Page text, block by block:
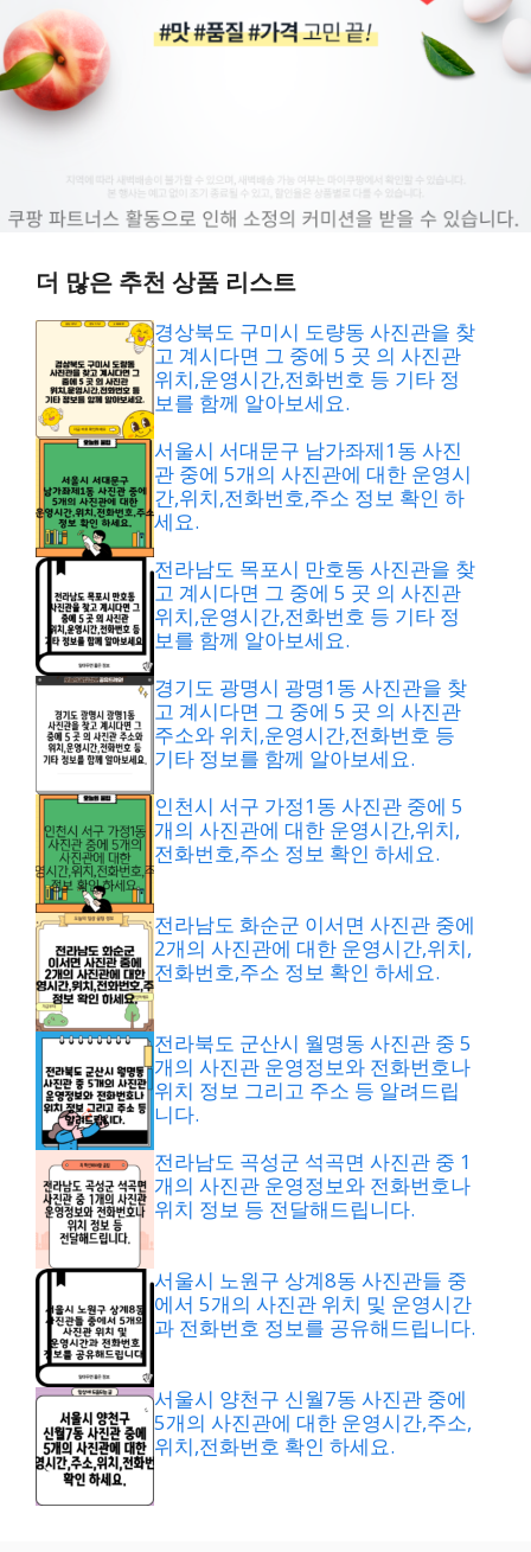
더 많은 추천 상품 리스트
경상북도 구미시 도량동 사진관을 찾
고 계시다면 그 중에 5 곳 의 사진관
위치,운영시간,전화번호 등 기타 정
보를 함께 알아보세요.
서울시 서대문구 남가좌제1동 사진
관 중에 5개의 사진관에 대한 운영시
간,위치,전화번호,주소 정보 확인 하
세요.
전라남도 목포시 만호동 사진관을 찾
고 계시다면 그 중에 5 곳 의 사진관
위치,운영시간,전화번호 등 기타 정
보를 함께 알아보세요.
경기도 광명시 광명1동 사진관을 찾
고 계시다면 그 중에 5 곳 의 사진관
주소와 위치,운영시간,전화번호 등
기타 정보를 함께 알아보세요.
인천시 서구 가정1동 사진관 중에 5
개의 사진관에 대한 운영시간,위치,
전화번호,주소 정보 확인 하세요.
전라남도 화순군 이서면 사진관 중에
2개의 사진관에 대한 운영시간,위치,
전화번호,주소 정보 확인 하세요.
전라북도 군산시 월명동 사진관 중 5
개의 사진관 운영정보와 전화번호나
위치 정보 그리고 주소 등 알려드립
니다.
전라남도 곡성군 석곡면 사진관 중 1
개의 사진관 운영정보와 전화번호나
위치 정보 등 전달해드립니다.
서울시 노원구 상계8동 사진관들 중
에서 5개의 사진관 위치 및 운영시간
과 전화번호 정보를 공유해드립니다.
서울시 양천구 신월7동 사진관 중에
5개의 사진관에 대한 운영시간,주소,
위치,전화번호 확인 하세요.